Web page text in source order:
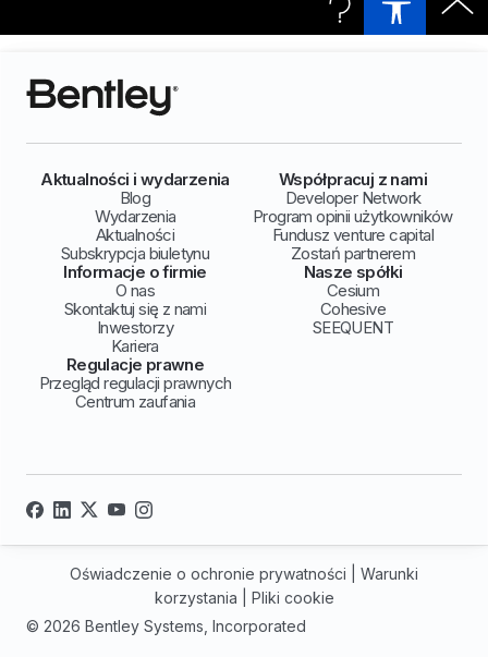
Aktualności i wydarzenia
Blog
Wydarzenia
Aktualności
Subskrypcja biuletynu
Współpracuj z nami
Developer Network
Program opinii użytkowników
Fundusz venture capital
Zostań partnerem
Informacje o firmie
O nas
Skontaktuj się z nami
Inwestorzy
Kariera
Nasze spółki
Cesium
Cohesive
SEEQUENT
Regulacje prawne
Przegląd regulacji prawnych
Centrum zaufania
© 2026 Bentley Systems, Incorporated
Oświadczenie o ochronie prywatności
Warunki
korzystania
Pliki cookie